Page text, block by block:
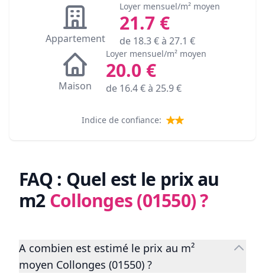
Appartement
Loyer mensuel/m² moyen
21.7€
de 18.3€ à 27.1 €
Maison
Loyer mensuel/m² moyen
20.0 €
de 16.4€ à 25.9€
Indice de confiance:
FAQ : Quel est le prix au
m2Collonges (01550)?
A combien est estimé le prix au m²
moyen Collonges (01550) ?